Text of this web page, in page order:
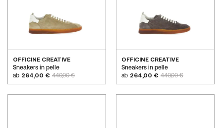
OFFICINE CREATIVE
Sneakers in pelle
ab 264,00 € 440,00 €
OFFICINE CREATIVE
Sneakers in pelle
ab 264,00 € 440,00 €